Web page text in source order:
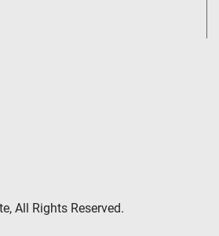
All Rights Reserved.